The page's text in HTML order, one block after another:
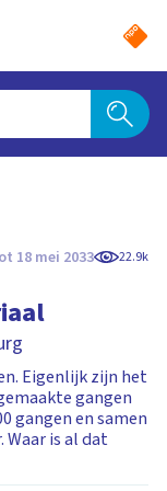
18 mei 2033 22.9k
Eigenlijk zijn het
gangen
gangen en samen
Waar is al dat